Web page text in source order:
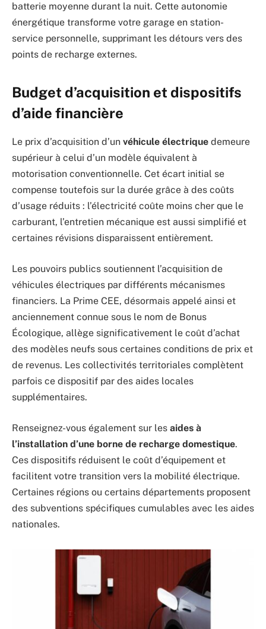
batterie moyenne durant la nuit. Cette autonomie
énergétique transforme votre garage en station-
service personnelle, supprimant les détours vers des
points de recharge externes.
Budget d’acquisition et dispositifs
d’aide financière
Le prix d’acquisition d’un véhicule électrique demeure
supérieur à celui d’un modèle équivalent à
motorisation conventionnelle. Cet écart initial se
compense toutefois sur la durée grâce à des coûts
d’usage réduits : l’électricité coûte moins cher que le
carburant, l’entretien mécanique est aussi simplifié et
certaines révisions disparaissent entièrement.
Les pouvoirs publics soutiennent l’acquisition de
véhicules électriques par différents mécanismes
financiers. La Prime CEE, désormais appelé ainsi et
anciennement connue sous le nom de Bonus
Écologique, allège significativement le coût d’achat
des modèles neufs sous certaines conditions de prix et
de revenus. Les collectivités territoriales complètent
parfois ce dispositif par des aides locales
supplémentaires.
Renseignez-vous également sur les aides à
l’installation d’une borne de recharge domestique.
Ces dispositifs réduisent le coût d’équipement et
facilitent votre transition vers la mobilité électrique.
Certaines régions ou certains départements proposent
des subventions spécifiques cumulables avec les aides
nationales.